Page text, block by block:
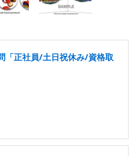
「正社員/土日祝休み/資格取